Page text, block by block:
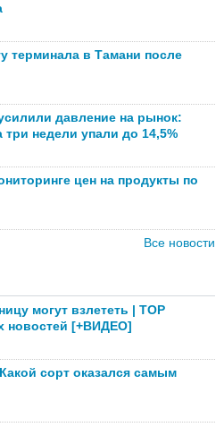
терминала в Тамани после
давление на рынок:
недели упали до 14,5%
цен на продукты по
Все новости
могут взлететь | TOP
новостей [+ВИДЕО]
сорт оказался самым